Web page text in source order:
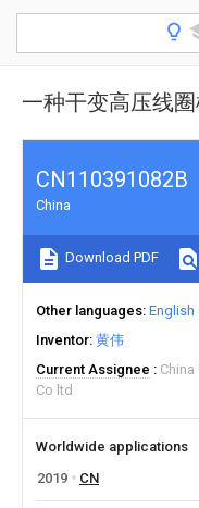
一种干变高压线
CN110391082B
China
Download PDF
Other languages English
Inventor 黄伟
Current Assignee
Co ltd
Worldwide applications
2019
CN